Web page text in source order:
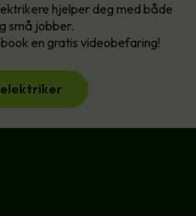
hjelper deg med både
små jobber.
en gratis videobefaring!
elektriker